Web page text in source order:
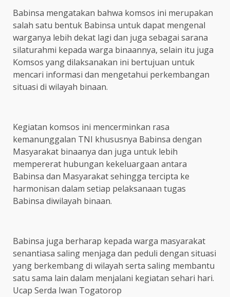
Babinsa mengatakan bahwa komsos ini merupakan
salah satu bentuk Babinsa untuk dapat mengenal
warganya lebih dekat lagi dan juga sebagai sarana
silaturahmi kepada warga binaannya, selain itu juga
Komsos yang dilaksanakan ini bertujuan untuk
mencari informasi dan mengetahui perkembangan
situasi di wilayah binaan.
Kegiatan komsos ini mencerminkan rasa
kemanunggalan TNI khususnya Babinsa dengan
Masyarakat binaanya dan juga untuk lebih
mempererat hubungan kekeluargaan antara
Babinsa dan Masyarakat sehingga tercipta ke
harmonisan dalam setiap pelaksanaan tugas
Babinsa diwilayah binaan.
Babinsa juga berharap kepada warga masyarakat
senantiasa saling menjaga dan peduli dengan situasi
yang berkembang di wilayah serta saling membantu
satu sama lain dalam menjalani kegiatan sehari hari.
Ucap Serda Iwan Togatorop